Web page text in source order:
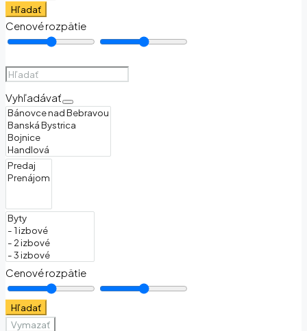
Hľadať
Cenové rozpätie
Vyhľadávať
Cenové rozpätie
Hľadať
Vymazať